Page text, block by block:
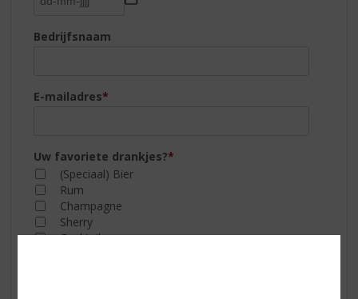
Bedrijfsnaam
E-mailadres*
Uw favoriete drankjes?*
(Speciaal) Bier
Rum
Champagne
Sherry
Cocktails